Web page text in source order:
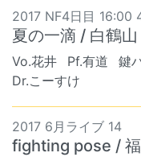
2017 NF4日目 16:00
夏の一滴 / 白鶴山
Vo.花井 Pf.有道 鍵
Dr.こーすけ
2017 6月ライブ 14
fighting pose /